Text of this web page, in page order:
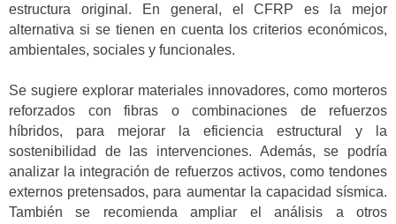
estructura original. En general, el CFRP es la mejor
alternativa si se tienen en cuenta los criterios económicos,
ambientales, sociales y funcionales.
Se sugiere explorar materiales innovadores, como morteros
reforzados con fibras o combinaciones de refuerzos
híbridos, para mejorar la eficiencia estructural y la
sostenibilidad de las intervenciones. Además, se podría
analizar la integración de refuerzos activos, como tendones
externos pretensados, para aumentar la capacidad sísmica.
También se recomienda ampliar el análisis a otros